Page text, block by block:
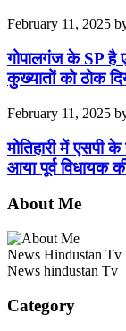
February 11, 2025
गोपालगंज के SP है
कुख्यातों को ठोक
February 11, 2025
मोतिहारी में एसपी
आया पूर्व विधायक
About Me
News Hindustan Tv
News hindustan Tv
Category